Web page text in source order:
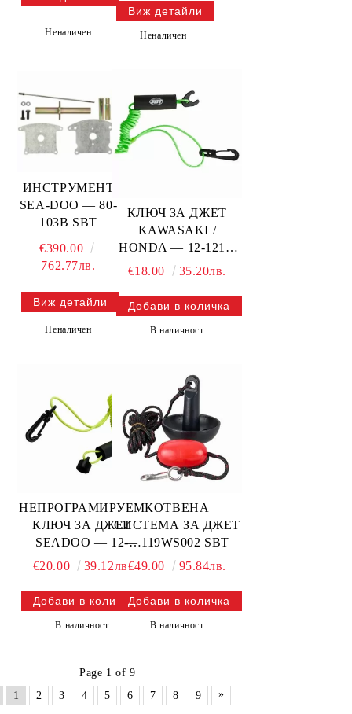
Неналичен
Виж детайли
Неналичен
ИНСТРУМЕНТ
SEA-DOO — 80-
103B SBT
€390.00
762.77лв.
Виж детайли
Неналичен
КЛЮЧ ЗА ДЖЕТ
KAWASAKI /
HONDA — 12-121G
SBT
€18.00 35.20лв.
В наличност
НЕПРОГРАМИРУЕМ
КЛЮЧ ЗА ДЖЕТ
SEADOO — 12-
111NY SBT
€20.00 39.12лв.
В наличност
КОТВЕНА
СИСТЕМА ЗА ДЖЕТ
— 119WS002 SBT
€49.00
95.84лв.
В наличност
Page 1 of 9
1
2 3 4 5 6 7 8 9 »